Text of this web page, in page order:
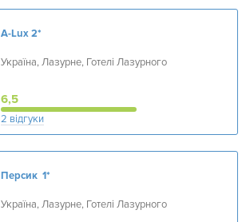
A-Lux2*
Україна, Лазурне, Готелі Лазурного
6,5
2 відгуки
Персик 1*
Україна, Лазурне, Готелі Лазурного